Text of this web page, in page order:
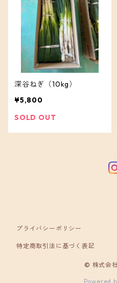
深谷ねぎ（10kg）
¥5,800
SOLD OUT
プライバシーポリシー
特定商取引法に基づく表記
© 株式会
Powered